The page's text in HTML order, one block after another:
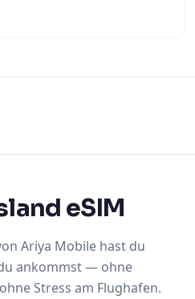
eSIM
Ariya Mobile hast du
ankommst — ohne
Stress am Flughafen.